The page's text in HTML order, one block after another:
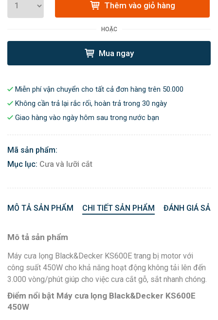
Thêm vào giỏ hàng
HOẶC
Mua ngay
Miễn phí vận chuyển cho tất cả đơn hàng trên 50.000
Không cần trả lại rắc rối, hoàn trả trong 30 ngày
Giao hàng vào ngày hôm sau trong nước bạn
Mã sản phẩm:
Mục lục: Cưa và lưỡi cắt
MÔ TẢ SẢN PHẨM CHI TIẾT SẢN PHẨM ĐÁNH GIÁ
Mô tả sản phẩm
Máy cưa lọng Black&Decker KS600E trang bị motor với
công suất 450W cho khả năng hoạt động không tải lên đến
3.000 vòng/phút giúp cho việc cưa cắt gỗ, sắt nhanh chóng.
Điểm nổi bật Máy cưa lọng Black&Decker KS600E
450W